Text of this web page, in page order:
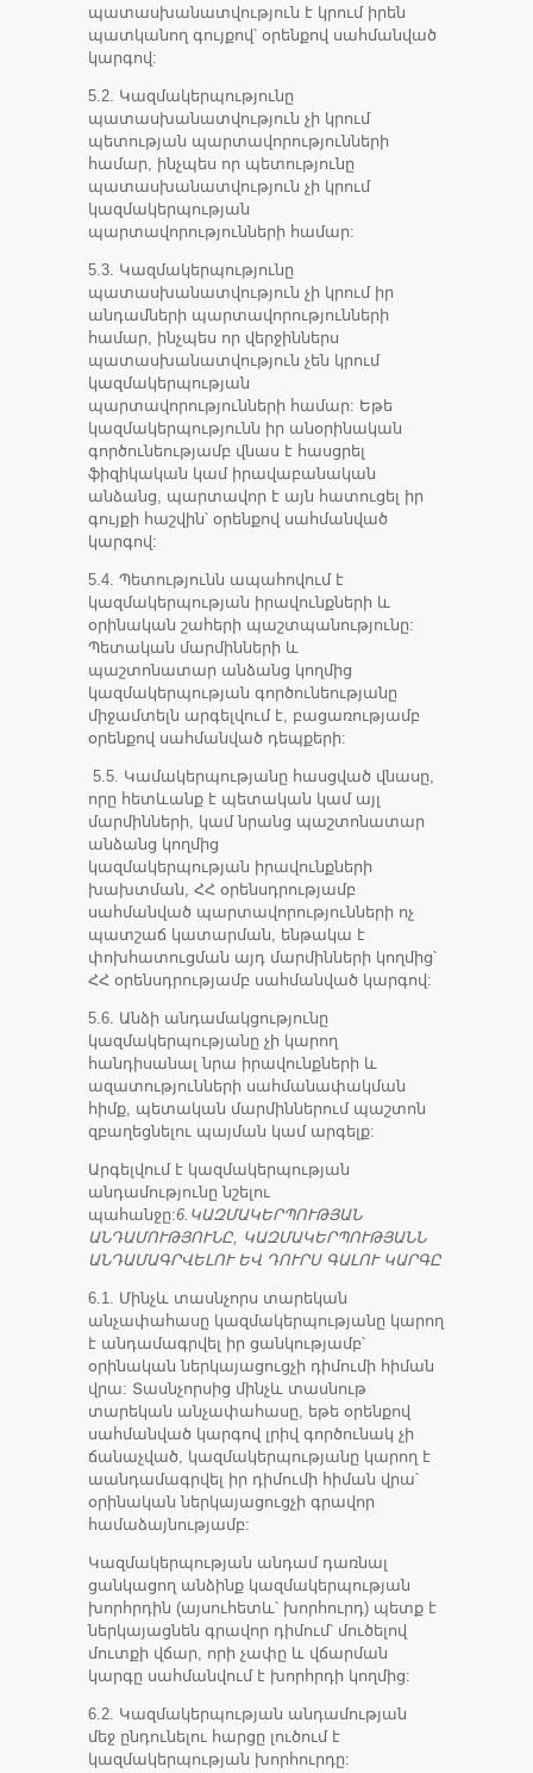
պատասխանատվություն է կրում իրեն
պատկանող գույքով՝ օրենքով սահմանված
կարգով:
5.2. Կազմակերպությունը
պատասխանատվություն չի կրում
պետության պարտավորությունների
համար, ինչպես որ պետությունը
պատասխանատվություն չի կրում
կազմակերպության
պարտավորությունների համար:
5.3. Կազմակերպությունը
պատասխանատվություն չի կրում իր
անդամների պարտավորությունների
համար, ինչպես որ վերջիններս
պատասխանատվություն չեն կրում
կազմակերպության
պարտավորությունների համար: Եթե
կազմակերպությունն իր անօրինական
գործունեությամբ վնաս է հասցրել
ֆիզիկական կամ իրավաբանական
անձանց, պարտավոր է այն հատուցել իր
գույքի հաշվին՝ օրենքով սահմանված
կարգով:
5.4. Պետությունն ապահովում է
կազմակերպության իրավունքների և
օրինական շահերի պաշտպանությունը:
Պետական մարմինների և
պաշտոնատար անձանց կողմից
կազմակերպության գործունեությանը
միջամտելն արգելվում է, բացառությամբ
օրենքով սահմանված դեպքերի:
5.5. Կամակերպությանը հասցված վնասը,
որը հետևանք է պետական կամ այլ
մարմինների, կամ նրանց պաշտոնատար
անձանց կողմից
կազմակերպության իրավունքների
խախտման, ՀՀ օրենսդրությամբ
սահմանված պարտավորությունների ոչ
պատշաճ կատարման, ենթակա է
փոխհատուցման այդ մարմինների կողմից՝
ՀՀ օրենսդրությամբ սահմանված կարգով:
5.6. Անձի անդամակցությունը
կազմակերպությանը չի կարող
հանդիսանալ նրա իրավունքների և
ազատությունների սահմանափակման
հիմք, պետական մարմիններում պաշտոն
զբաղեցնելու պայման կամ արգելք:
Արգելվում է կազմակերպության
անդամությունը նշելու
պահանջը:6.ԿԱԶՄԱԿԵՐՊՈՒԹՅԱՆ
ԱՆԴԱՄՈՒԹՅՈՒՆԸ, ԿԱԶՄԱԿԵՐՊՈՒԹՅԱՆՆ
ԱՆԴԱՄԱԳՐՎԵԼՈՒ ԵՎ ԴՈՒՐՍ ԳԱԼՈՒ ԿԱՐԳԸ
6.1. Մինչև տասնչորս տարեկան
անչափահասը կազմակերպությանը կարող
է անդամագրվել իր ցանկությամբ՝
օրինական ներկայացուցչի դիմումի հիման
վրա: Տասնչորսից մինչև տասնութ
տարեկան անչափահասը, եթե օրենքով
սահմանված կարգով լրիվ գործունակ չի
ճանաչված, կազմակերպությանը կարող է
աանդամագրվել իր դիմումի հիման վրա՝
օրինական ներկայացուցչի գրավոր
համաձայնությամբ:
Կազմակերպության անդամ դառնալ
ցանկացող անձինք կազմակերպության
խորհրդին (այսուհետև՝ խորհուրդ) պետք է
ներկայացնեն գրավոր դիմում՝ մուծելով
մուտքի վճար, որի չափը և վճարման
կարգը սահմանվում է խորհրդի կողմից:
6.2. Կազմակերպության անդամության
մեջ ընդունելու հարցը լուծում է
կազմակերպության խորհուրդը: